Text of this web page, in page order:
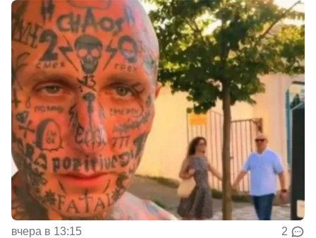
вчера в 13:15 2